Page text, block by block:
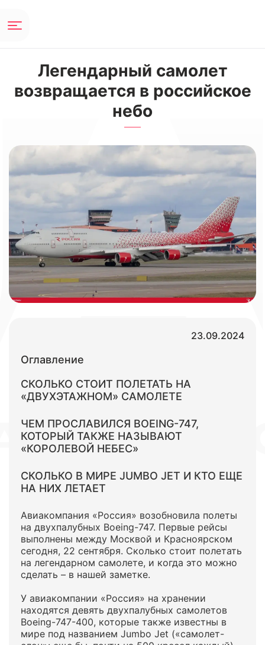
Легендарный самолет
возвращается в российское
небо
Оглавление
СКОЛЬКО СТОИТ ПОЛЕТАТЬ НА
«ДВУХЭТАЖНОМ» САМОЛЕТЕ
ЧЕМ ПРОСЛАВИЛСЯ BOEING-747,
КОТОРЫЙ ТАКЖЕ НАЗЫВАЮТ
«КОРОЛЕВОЙ НЕБЕС»
СКОЛЬКО В МИРЕ JUMBO JET И КТО ЕЩЕ
НА НИХ ЛЕТАЕТ
23.09.2024
Авиакомпания «Россия» возобновила полеты
на двухпалубных Boeing-747. Первые рейсы
выполнены между Москвой и Красноярском
сегодня, 22 сентября. Сколько стоит полетать
на легендарном самолете, и когда это можно
сделать – в нашей заметке.
У авиакомпании «Россия» на хранении
находятся девять двухпалубных самолетов
Boeing-747-400, которые также известны в
мире под названием Jumbo Jet («самолет-